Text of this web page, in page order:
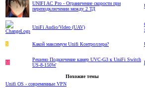
UNIFI AC Pro - Ограничение скорости при
переподключении между 2 ТД
UniFi Audio/Video (UAV)
S Какой максимум Unifi Контроллера?
M
Решено Подкючение камер UVC-G3 к UniFi Switch
US-8-150W
Похожие темы
Unifi OS - современные VPN